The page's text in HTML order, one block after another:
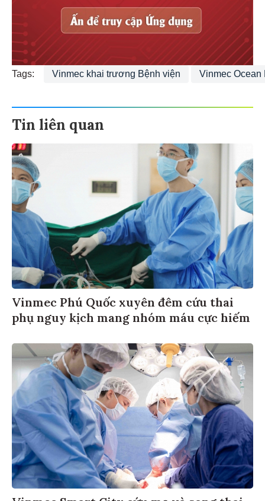
Tags: Vinmec khai trương Bệnh viện Vinmec Ocean
Tin liên quan
Vinmec Phú Quốc xuyên đêm cứu thai
phụ nguy kịch mang nhóm máu cực hiếm